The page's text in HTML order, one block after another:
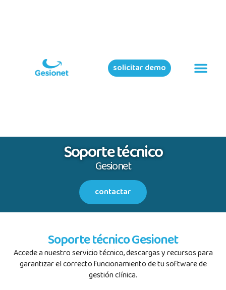
solicitar demo
Soporte técnico
Gesionet
contactar
Soporte técnico Gesionet
Accede a nuestro servicio técnico, descargas y recursos para
garantizar el correcto funcionamiento de tu software de
gestión clínica.